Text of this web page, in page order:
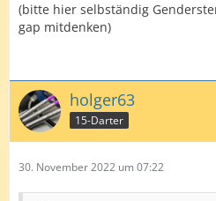
(bitte hier selbständig
gap mitdenken)
holger63
15-Darter
30. November 2022 um 07:22